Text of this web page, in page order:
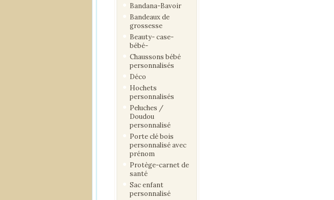
Bandana-Bavoir
Bandeaux de
grossesse
Beauty- case-
bébé-
Chaussons bébé
personnalisés
Déco
Hochets
personnalisés
Peluches /
Doudou
personnalisé
Porte clé bois
personnalisé avec
prénom
Protège-carnet de
santé
Sac enfant
personnalisé